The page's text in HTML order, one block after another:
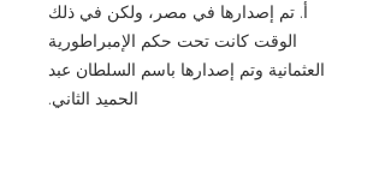
أ. تم إصدارها في مصر، ولكن في ذلك
الوقت كانت تحت حكم الإمبراطورية
العثمانية وتم إصدارها باسم السلطان عبد
الحميد الثاني.